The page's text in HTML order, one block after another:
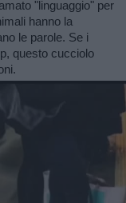
"linguaggio" per
hanno la
le parole. Se i
questo cucciolo